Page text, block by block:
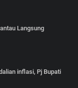
Langsung
inflasi, Pj Bupati